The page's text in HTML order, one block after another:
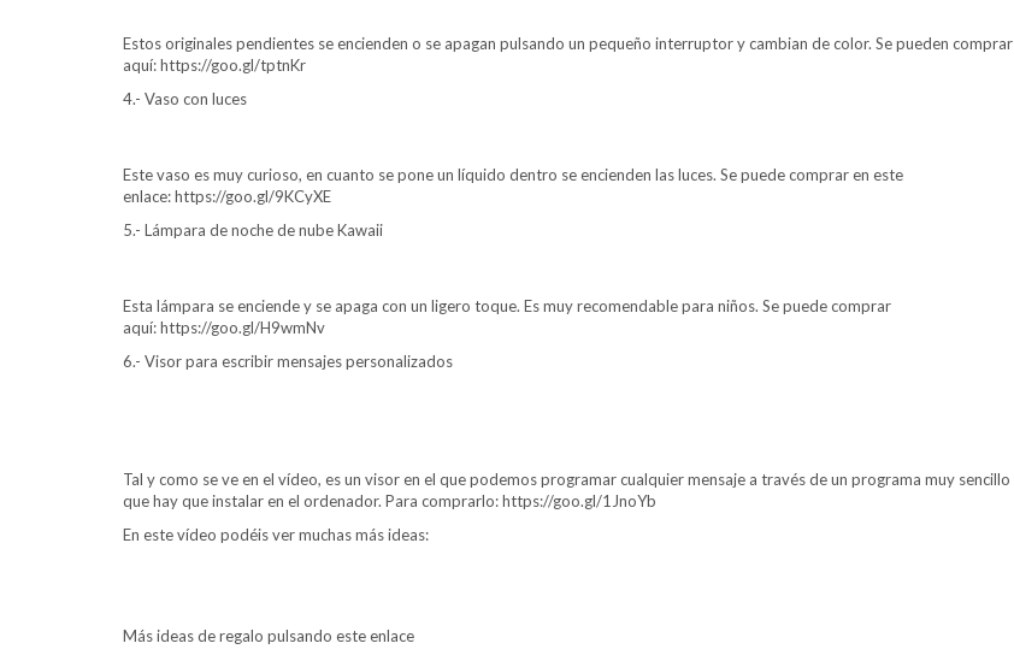
Estos originales pendientes se encienden o se apagan pulsando un pequeño interruptor y cambian de color. Se pueden comprar
aquí: https://goo.gl/tptnKr
4.- Vaso con luces
Este vaso es muy curioso, en cuanto se pone un líquido dentro se encienden las luces. Se puede comprar en este
enlace: https://goo.gl/9KCyXE
5.- Lámpara de noche de nube Kawaii
Esta lámpara se enciende y se apaga con un ligero toque. Es muy recomendable para niños. Se puede comprar
aquí: https://goo.gl/H9wmNv
6.- Visor para escribir mensajes personalizados
Tal y como se ve en el vídeo, es un visor en el que podemos programar cualquier mensaje a través de un programa muy sencillo
que hay que instalar en el ordenador. Para comprarlo: https://goo.gl/1JnoYb
En este vídeo podéis ver muchas más ideas:
Más ideas de regalo pulsando este enlace